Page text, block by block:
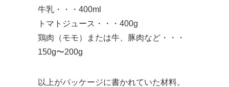
牛乳・・・400ml
トマトジュース・・・400g
鶏肉（モモ）または牛、豚肉など・・・
150g〜200g
以上がパッケージに書かれていた材料。